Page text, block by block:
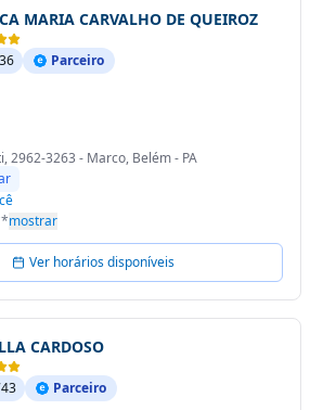
MARIA CARVALHO DE QUEIROZ
Parceiro
2962-3263 - Marco, Belém - PA
mostrar
Ver horários disponíveis
CARDOSO
Parceiro